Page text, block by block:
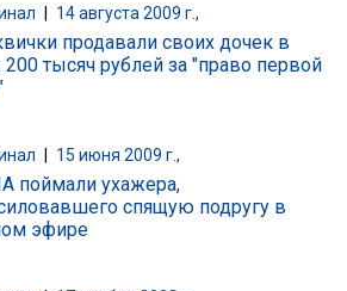
14 августа 2009 г.,
продавали своих дочек в
200 тысяч рублей за "право первой
15 июня 2009 г.,
поймали ухажера,
спящую подругу в
эфире